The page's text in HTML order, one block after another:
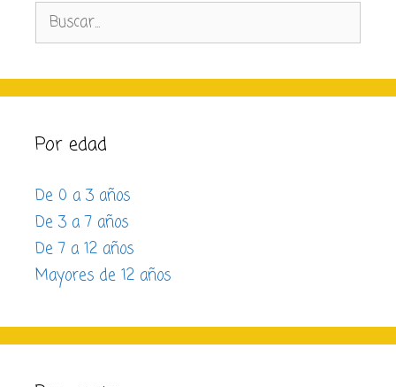
Buscar:
Por edad
De 0 a 3 años
De 3 a 7 años
De 7 a 12 años
Mayores de 12 años